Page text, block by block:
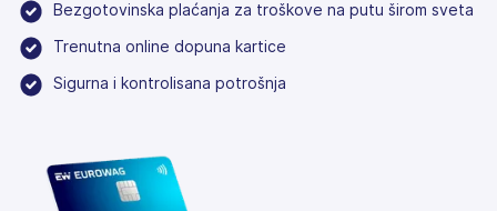
Bezgotovinska plaćanja za troškove na putu širom sveta
Trenutna online dopuna kartice
Sigurna i kontrolisana potrošnja